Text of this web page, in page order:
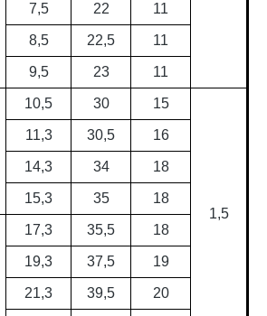
7,5 22 11
8,5 22,5 11
9,5 23 11
10,5 30 15
1,5
11,3 30,5 16
14,3 34 18
15,3 35 18
17,3 35,5 18
19,3 37,5 19
21,3 39,5 20